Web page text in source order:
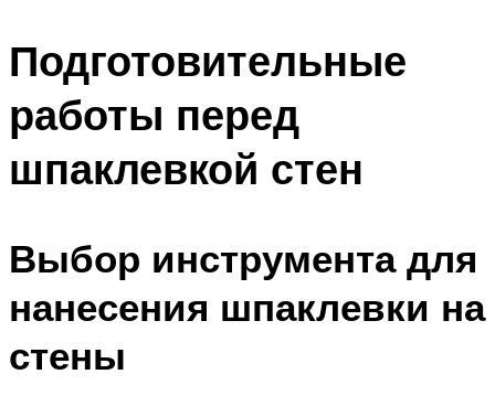
Подготовительные
работы перед
шпаклевкой стен
Выбор инструмента для
нанесения шпаклевки на
стены